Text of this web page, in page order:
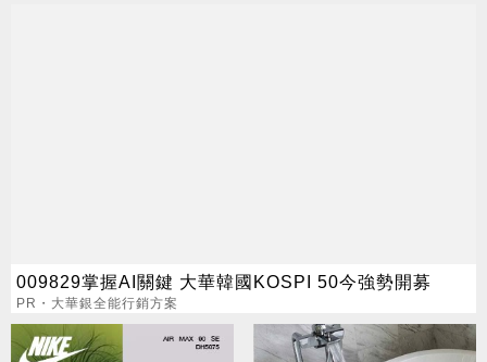
009829掌握AI關鍵 大華韓國KOSPI 50今強勢開募
PR・大華銀全能行銷方案